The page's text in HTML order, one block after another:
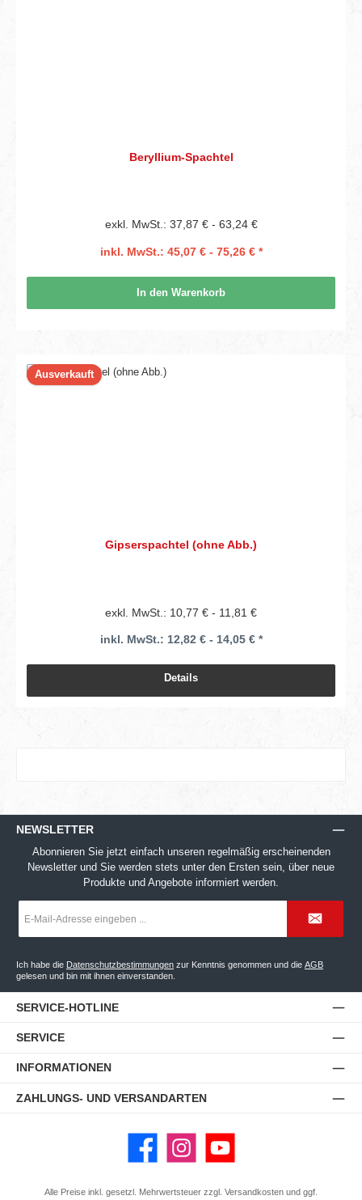
Beryllium-Spachtel
exkl. MwSt.: 37,87 € - 63,24 €
inkl. MwSt.: 45,07 € - 75,26 € *
In den Warenkorb
Ausverkauft
Gipserspachtel (ohne Abb.)
exkl. MwSt.: 10,77 € - 11,81 €
inkl. MwSt.: 12,82 € - 14,05 € *
Details
NEWSLETTER
Abonnieren Sie jetzt einfach unseren regelmäßig erscheinenden
Newsletter und Sie werden stets unter den Ersten sein, über neue
Produkte und Angebote informiert werden.
Mail-
*
Ich habe die Datenschutzbestimmungen zur Kenntnis genommen und die AGB
gelesen und bin mit ihnen einverstanden.
SERVICE-HOTLINE
SERVICE
INFORMATIONEN
ZAHLUNGS- UND VERSANDARTEN
Facebook Instagram YouTube
Alle Preise inkl. gesetzl. Mehrwertsteuer zzgl. Versandkosten und ggf.